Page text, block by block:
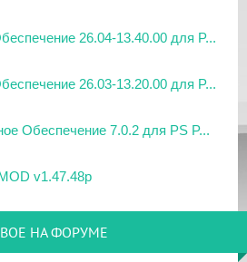
26.04-13.40.00 для P...
26.03-13.20.00 для P...
Обеспечение 7.0.2 для PS P...
v1.47.48p
НА ФОРУМЕ